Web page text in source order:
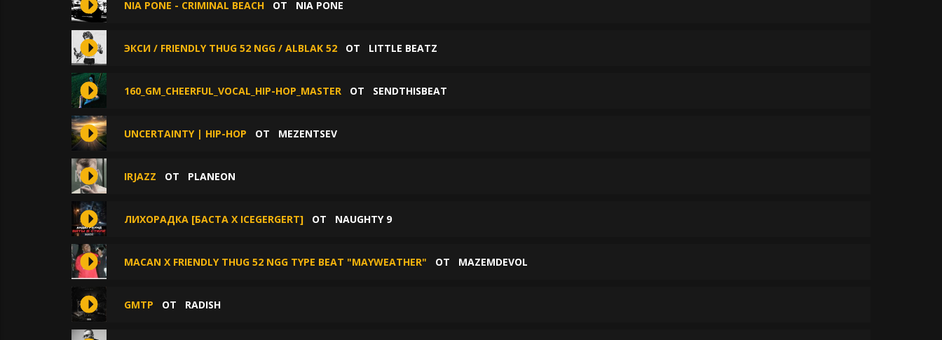
NIA PONE - CRIMINAL BEACH ОТ NIA PONE
ЭКСИ / FRIENDLY THUG 52 NGG / ALBLAK 52 ОТ LITTLE BEATZ
160_GM_CHEERFUL_VOCAL_HIP-HOP_MASTER ОТ SENDTHISBEAT
UNCERTAINTY | HIP-HOP ОТ MEZENTSEV
IRJAZZ ОТ PLANEON
ЛИХОРАДКА [БАСТА Х ICEGERGERT] ОТ NAUGHTY 9
MACAN X FRIENDLY THUG 52 NGG TYPE BEAT "MAYWEATHER" ОТ MAZEMDEVOL
GMTP ОТ RADISH